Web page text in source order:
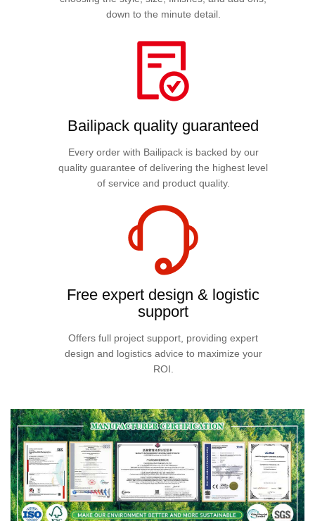
down to the minute detail.
Bailipack quality guaranteed
Every order with Bailipack is backed by our
quality guarantee of delivering the highest level
of service and product quality.
Free expert design & logistic
support
Offers full project support, providing expert
design and logistics advice to maximize your
ROI.